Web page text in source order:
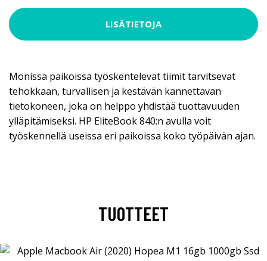
LISÄTIETOJA
Monissa paikoissa työskentelevät tiimit tarvitsevat
tehokkaan, turvallisen ja kestävän kannettavan
tietokoneen, joka on helppo yhdistää tuottavuuden
ylläpitämiseksi. HP EliteBook 840:n avulla voit
työskennellä useissa eri paikoissa koko työpäivän ajan.
TUOTTEET